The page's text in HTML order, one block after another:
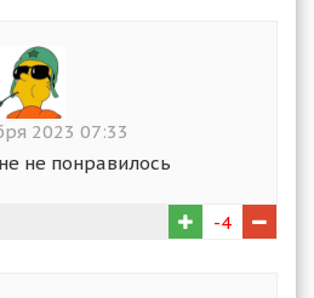
2023 07:33
не понравилось
-4